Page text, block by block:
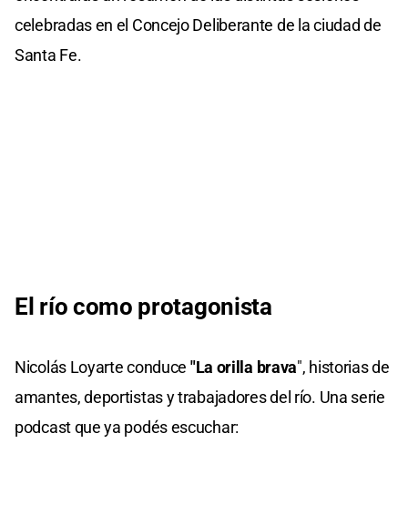
celebradas en el Concejo Deliberante de la ciudad de
Santa Fe.
El río como protagonista
Nicolás Loyarte conduce "La orilla brava", historias de
amantes, deportistas y trabajadores del río. Una serie
podcast que ya podés escuchar: